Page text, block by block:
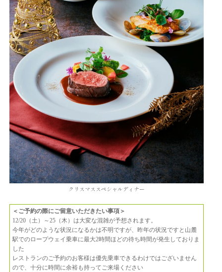
クリスマススペシャルディナー
＜ご予約の際にご留意いただきたい事項＞
12/20（土）～25（木）は大変な混雑が予想されます。
今年がどのような状況になるかは不明ですが、昨年の状況ですと山麓
駅でのロープウェイ乗車に最大2時間ほどの待ち時間が発生しておりま
した
レストランのご予約のお客様は優先乗車できるわけではございません
ので、十分に時間に余裕も持ってご来場ください